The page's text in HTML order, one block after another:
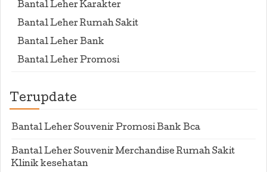
Bantal Leher Karakter
Bantal Leher Rumah Sakit
Bantal Leher Bank
Bantal Leher Promosi
Terupdate
Bantal Leher Souvenir Promosi Bank Bca
Bantal Leher Souvenir Merchandise Rumah Sakit
Klinik kesehatan